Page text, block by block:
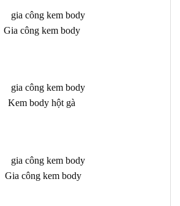
Gia công kem body
Kem body hột gà
Gia công kem body